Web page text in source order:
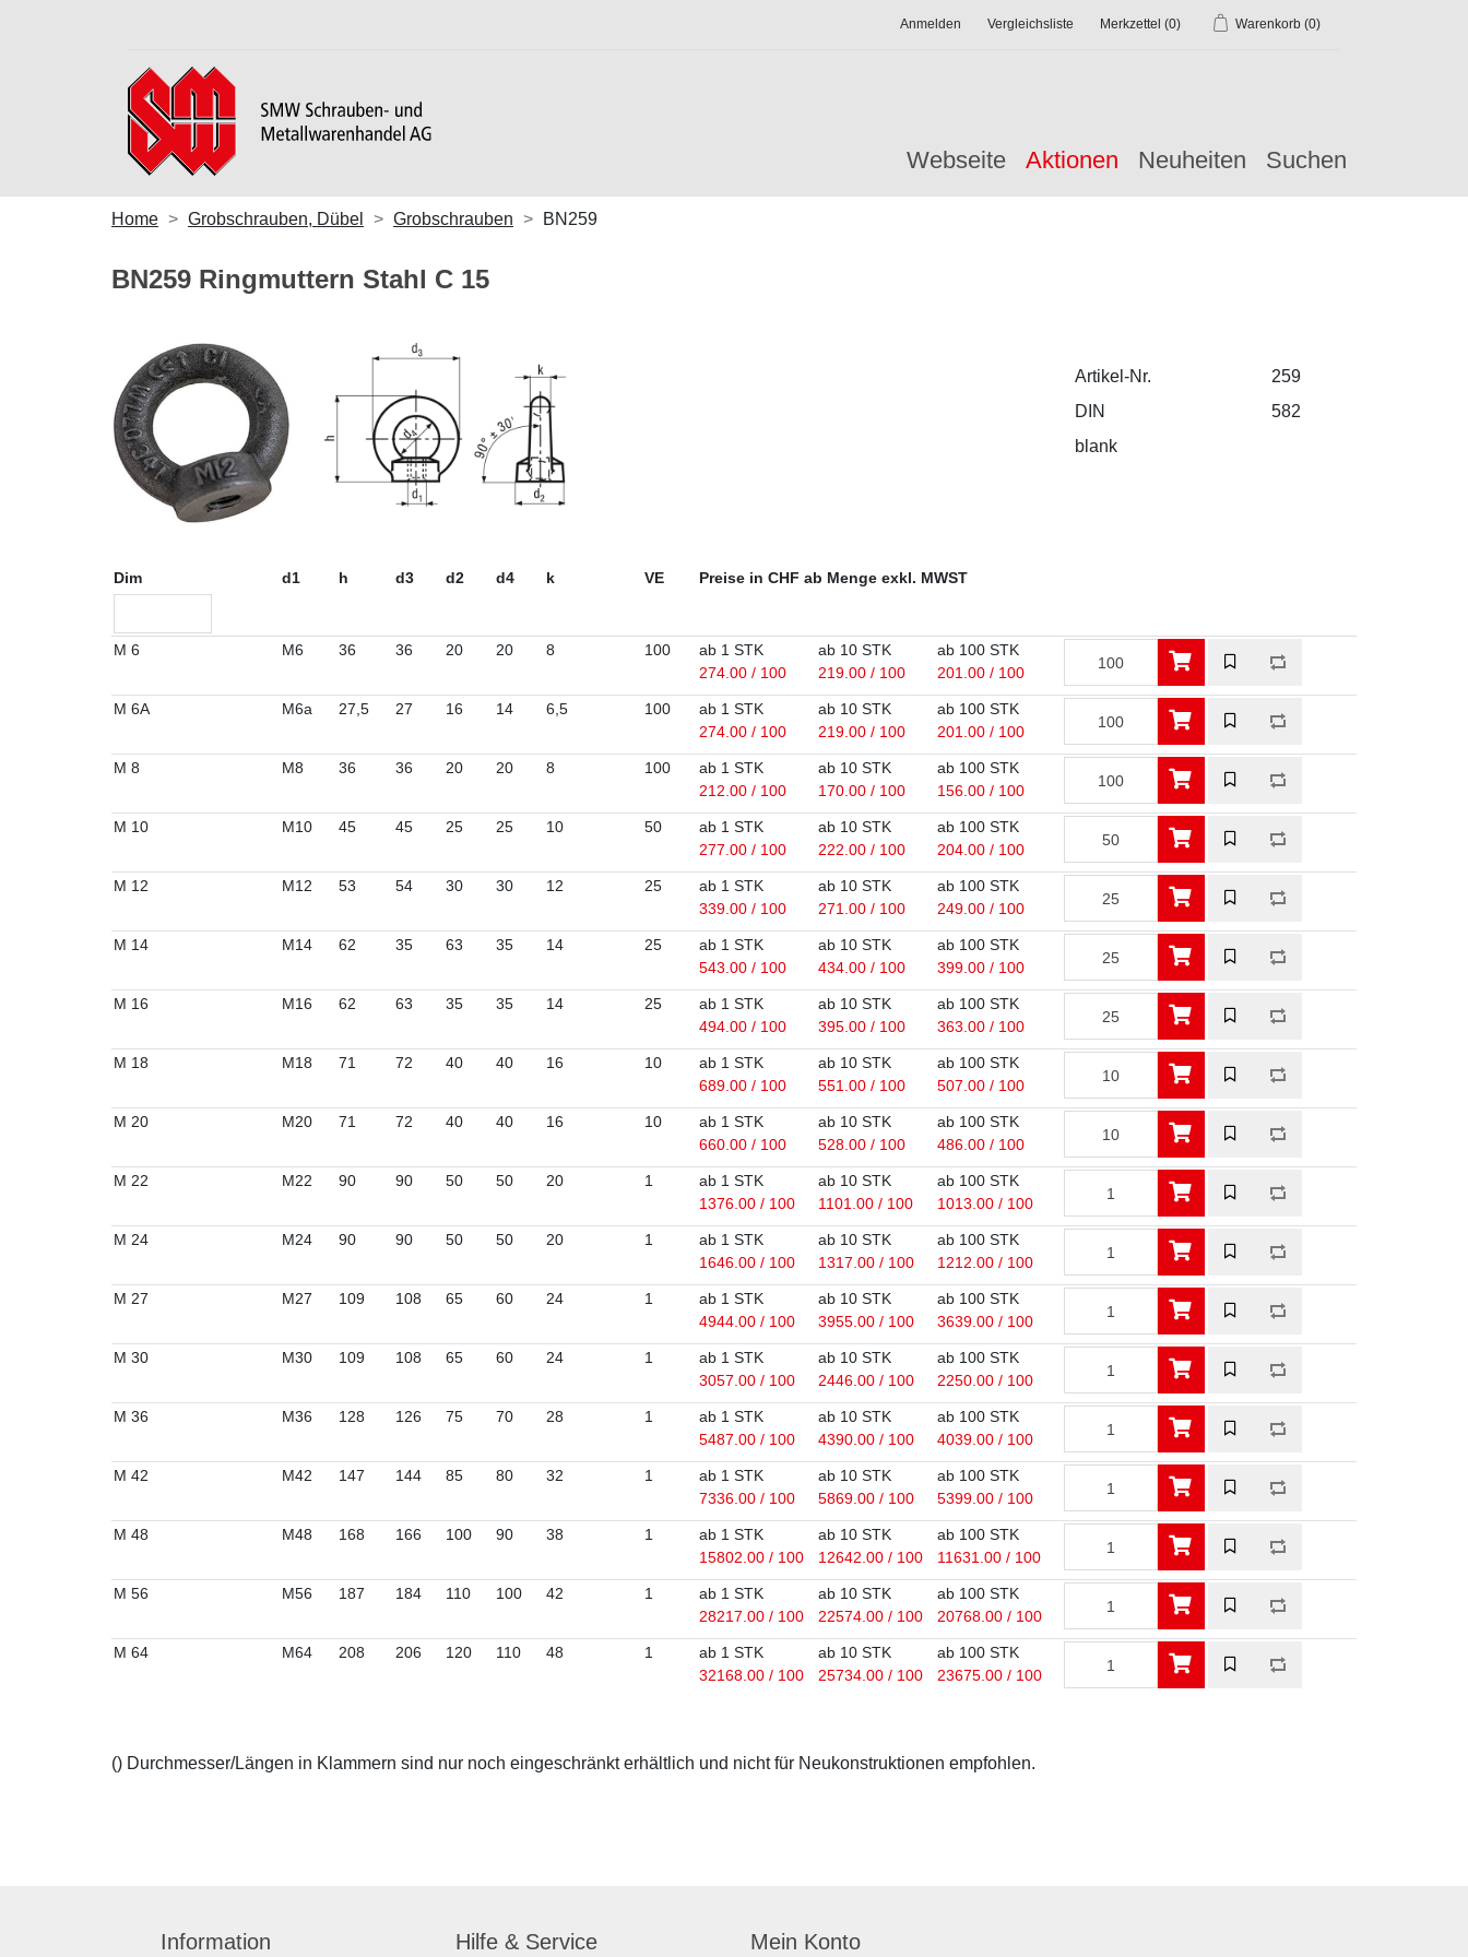
Anmelden Vergleichsliste Merkzettel (0) Warenkorb (0)
Webseite Aktionen Neuheiten Suchen
Home Grobschrauben, Dübel Grobschrauben BN259
BN259 Ringmuttern Stahl C 15
Artikel-Nr.
259
DIN
582
blank
Dim d1 h d3 d2 d4 k VE Preise in CHF ab Menge exkl. MWST
M 6 M6 36 36 20 20 8 100
ab 1 STK
274.00 / 100
ab 10 STK
219.00 / 100
ab 100 STK
201.00 / 100
M 6A M6a 27,5 27 16 14 6,5 100
ab 1 STK
274.00 / 100
ab 10 STK
219.00 / 100
ab 100 STK
201.00 / 100
M 8 M8 36 36 20 20 8 100
ab 1 STK
212.00 / 100
ab 10 STK
170.00 / 100
ab 100 STK
156.00 / 100
M 10 M10 45 45 25 25 10 50
ab 1 STK
277.00 / 100
ab 10 STK
222.00 / 100
ab 100 STK
204.00 / 100
M 12 M12 53 54 30 30 12 25
ab 1 STK
339.00 / 100
ab 10 STK
271.00 / 100
ab 100 STK
249.00 / 100
M 14 M14 62 35 63 35 14 25
ab 1 STK
543.00 / 100
ab 10 STK
434.00 / 100
ab 100 STK
399.00 / 100
M 16 M16 62 63 35 35 14 25
ab 1 STK
494.00 / 100
ab 10 STK
395.00 / 100
ab 100 STK
363.00 / 100
M 18 M18 71 72 40 40 16 10
ab 1 STK
689.00 / 100
ab 10 STK
551.00 / 100
ab 100 STK
507.00 / 100
M 20 M20 71 72 40 40 16 10
ab 1 STK
660.00 / 100
ab 10 STK
528.00 / 100
ab 100 STK
486.00 / 100
M 22 M22 90 90 50 50 20 1
ab 1 STK
1376.00 / 100
ab 10 STK
1101.00 / 100
ab 100 STK
1013.00 / 100
M 24 M24 90 90 50 50 20 1
ab 1 STK
1646.00 / 100
ab 10 STK
1317.00 / 100
ab 100 STK
1212.00 / 100
M 27 M27 109 108 65 60 24 1
ab 1 STK
4944.00 / 100
ab 10 STK
3955.00 / 100
ab 100 STK
3639.00 / 100
M 30 M30 109 108 65 60 24 1
ab 1 STK
3057.00 / 100
ab 10 STK
2446.00 / 100
ab 100 STK
2250.00 / 100
M 36 M36 128 126 75 70 28 1
ab 1 STK
5487.00 / 100
ab 10 STK
4390.00 / 100
ab 100 STK
4039.00 / 100
M 42 M42 147 144 85 80 32 1
ab 1 STK
7336.00 / 100
ab 10 STK
5869.00 / 100
ab 100 STK
5399.00 / 100
M 48 M48 168 166 100 90 38 1
ab 1 STK
15802.00 / 100
ab 10 STK
12642.00 / 100
ab 100 STK
11631.00 / 100
M 56 M56 187 184 110 100 42 1
ab 1 STK
28217.00 / 100
ab 10 STK
22574.00 / 100
ab 100 STK
20768.00 / 100
M 64 M64 208 206 120 110 48 1
ab 1 STK
32168.00 / 100
ab 10 STK
25734.00 / 100
ab 100 STK
23675.00 / 100
() Durchmesser/Längen in Klammern sind nur noch eingeschränkt erhältlich und nicht für Neukonstruktionen empfohlen.
Information Hilfe & Service Mein Konto